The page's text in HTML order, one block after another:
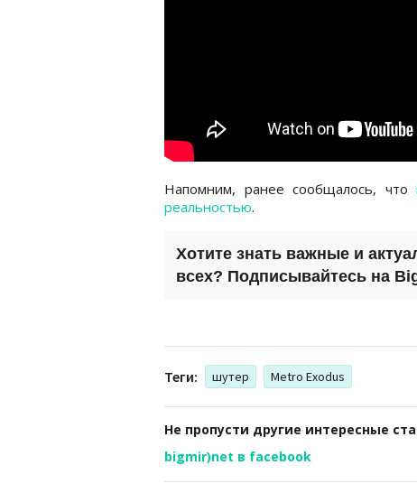
Напомним, ранее сообщалось, что
реальностью.
Хотите знать важные и
всех? Подписывайтесь на
Теги: шутер Metro Exodus
Не пропусти другие интересные
bigmir)net в facebook